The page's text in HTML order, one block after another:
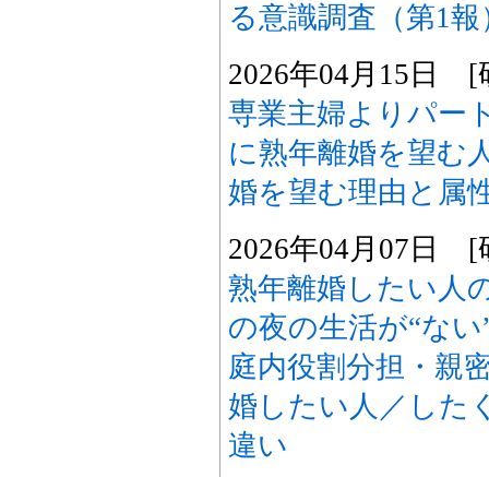
る意識調査（第1報
2026年04月15日 [
専業主婦よりパー
に熟年離婚を望
婚を望む理由と属
2026年04月07日 [
熟年離婚したい人
の夜の生活が“な
庭内役割分担・親
婚したい人／した
違い